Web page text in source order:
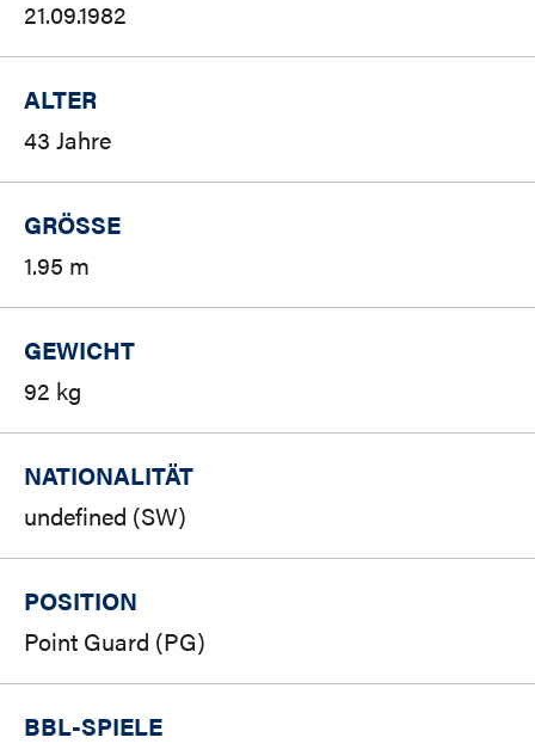
21.09.1982
ALTER
43 Jahre
GRÖSSE
1.95 m
GEWICHT
92 kg
NATIONALITÄT
undefined (SW)
POSITION
Point Guard (PG)
BBL-SPIELE